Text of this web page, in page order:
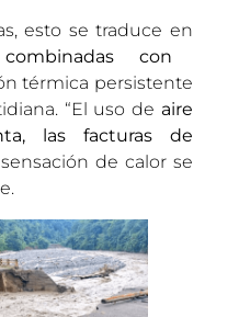
esto se traduce en
con
térmica persistente
“El uso de aire
las facturas de
de calor se